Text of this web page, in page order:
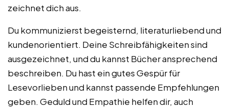
zeichnet dich aus.
Du kommunizierst begeisternd, literaturliebend und
kundenorientiert. Deine Schreibfähigkeiten sind
ausgezeichnet, und du kannst Bücher ansprechend
beschreiben. Du hast ein gutes Gespür für
Lesevorlieben und kannst passende Empfehlungen
geben. Geduld und Empathie helfen dir, auch